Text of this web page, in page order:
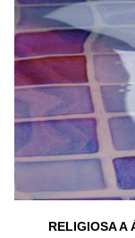
RELIGIOSA A